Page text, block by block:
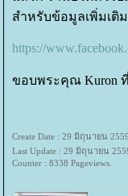
สำหรับข้อมูลเพิ่มเติ
https://
ขอบพระคุณ Kuron
Create Date : 29 มิถุนายน 2559
Last Update : 29 มิถุนายน
Counter : 8338 Pageviews.